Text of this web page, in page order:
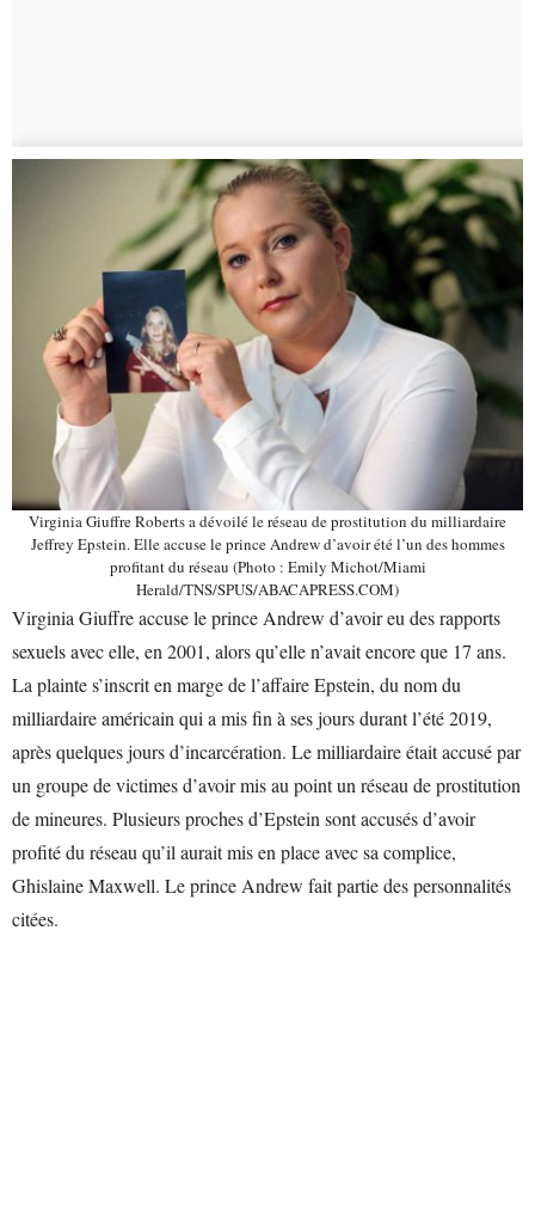
Virginia Giuffre Roberts a dévoilé le réseau de prostitution du milliardaire
Jeffrey Epstein. Elle accuse le prince Andrew d’avoir été l’un des hommes
profitant du réseau (Photo : Emily Michot/Miami
Herald/TNS/SPUS/ABACAPRESS.COM)
Virginia Giuffre accuse le prince Andrew d’avoir eu des rapports
sexuels avec elle, en 2001, alors qu’elle n’avait encore que 17 ans.
La plainte s’inscrit en marge de l’affaire Epstein, du nom du
milliardaire américain qui a mis fin à ses jours durant l’été 2019,
après quelques jours d’incarcération. Le milliardaire était accusé par
un groupe de victimes d’avoir mis au point un réseau de prostitution
de mineures. Plusieurs proches d’Epstein sont accusés d’avoir
profité du réseau qu’il aurait mis en place avec sa complice,
Ghislaine Maxwell. Le prince Andrew fait partie des personnalités
citées.